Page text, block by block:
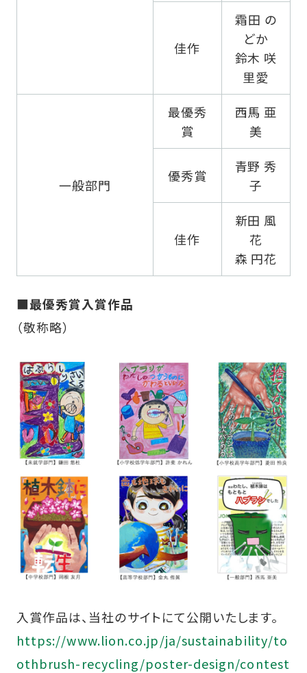
佳作
霜田 の
どか
鈴木 咲
里愛
一般部門
最優秀
賞
西馬 亜
美
優秀賞
青野 秀
子
佳作
新田 風
花
森 円花
■最優秀賞入賞作品
（敬称略）
入賞作品は、当社のサイトにて公開いたします。
https://www.lion.co.jp/ja/sustainability/to
othbrush-recycling/poster-design/contest